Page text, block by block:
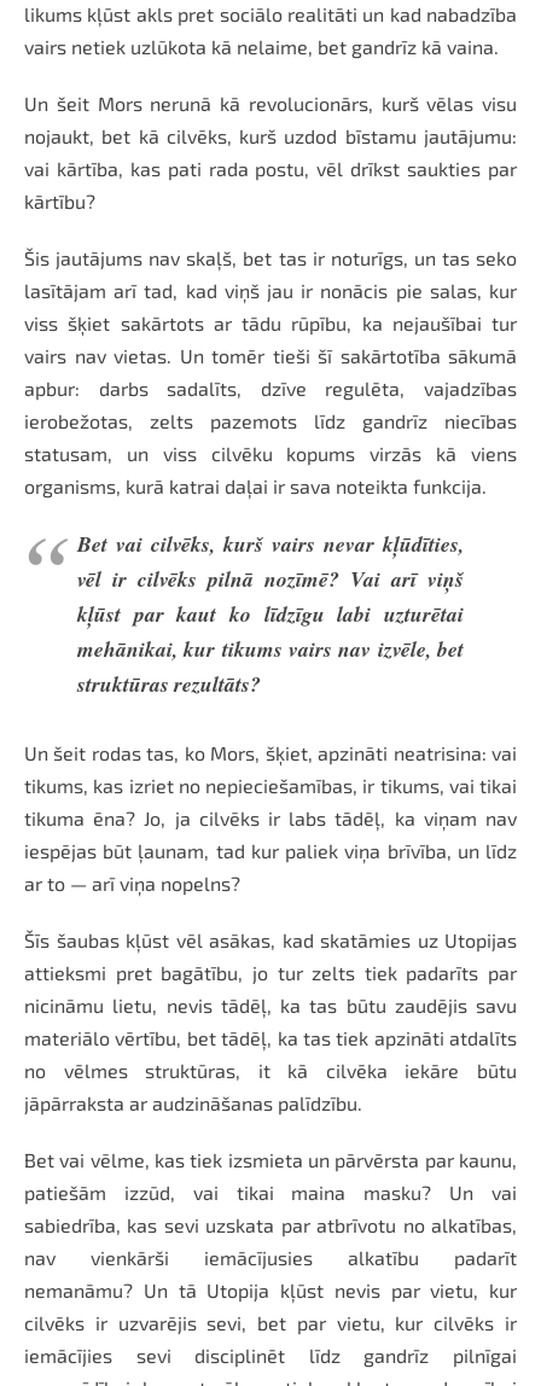
likums kļūst akls pret sociālo realitāti un kad nabadzība
vairs netiek uzlūkota kā nelaime, bet gandrīz kā vaina.
Un šeit Mors nerunā kā revolucionārs, kurš vēlas visu
nojaukt, bet kā cilvēks, kurš uzdod bīstamu jautājumu:
vai kārtība, kas pati rada postu, vēl drīkst saukties par
kārtību?
Šis jautājums nav skaļš, bet tas ir noturīgs, un tas seko
lasītājam arī tad, kad viņš jau ir nonācis pie salas, kur
viss šķiet sakārtots ar tādu rūpību, ka nejaušībai tur
vairs nav vietas. Un tomēr tieši šī sakārtotība sākumā
apbur: darbs sadalīts, dzīve regulēta, vajadzības
ierobežotas, zelts pazemots līdz gandrīz niecības
statusam, un viss cilvēku kopums virzās kā viens
organisms, kurā katrai daļai ir sava noteikta funkcija.
Bet vai cilvēks, kurš vairs nevar kļūdīties,
vēl ir cilvēks pilnā nozīmē? Vai arī viņš
kļūst par kaut ko līdzīgu labi uzturētai
mehānikai, kur tikums vairs nav izvēle, bet
struktūras rezultāts?
Un šeit rodas tas, ko Mors, šķiet, apzināti neatrisina: vai
tikums, kas izriet no nepieciešamības, ir tikums, vai tikai
tikuma ēna? Jo, ja cilvēks ir labs tādēļ, ka viņam nav
iespējas būt ļaunam, tad kur paliek viņa brīvība, un līdz
ar to — arī viņa nopelns?
Šīs šaubas kļūst vēl asākas, kad skatāmies uz Utopijas
attieksmi pret bagātību, jo tur zelts tiek padarīts par
nicināmu lietu, nevis tādēļ, ka tas būtu zaudējis savu
materiālo vērtību, bet tādēļ, ka tas tiek apzināti atdalīts
no vēlmes struktūras, it kā cilvēka iekāre būtu
jāpārraksta ar audzināšanas palīdzību.
Bet vai vēlme, kas tiek izsmieta un pārvērsta par kaunu,
patiešām izzūd, vai tikai maina masku? Un vai
sabiedrība, kas sevi uzskata par atbrīvotu no alkatības,
nav vienkārši iemācījusies alkatību padarīt
nemanāmu? Un tā Utopija kļūst nevis par vietu, kur
cilvēks ir uzvarējis sevi, bet par vietu, kur cilvēks ir
iemācījies sevi disciplinēt līdz gandrīz pilnīgai